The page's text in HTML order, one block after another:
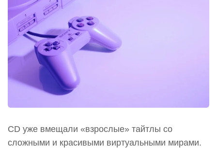
CD уже вмещали «взрослые» тайтлы со
сложными и красивыми виртуальными мирами.